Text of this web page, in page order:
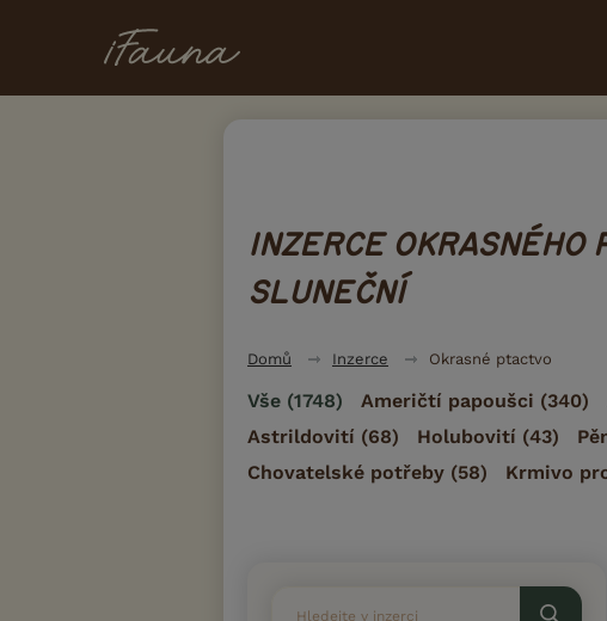
INZERCE OKRASNÉHO
SLUNEČNÍ
Domů Inzerce Okrasné ptactvo
Vše (1748) Američtí papoušci (340)
Astrildovití (68) Holubovití (43)
Chovatelské potřeby (58) Krmivo